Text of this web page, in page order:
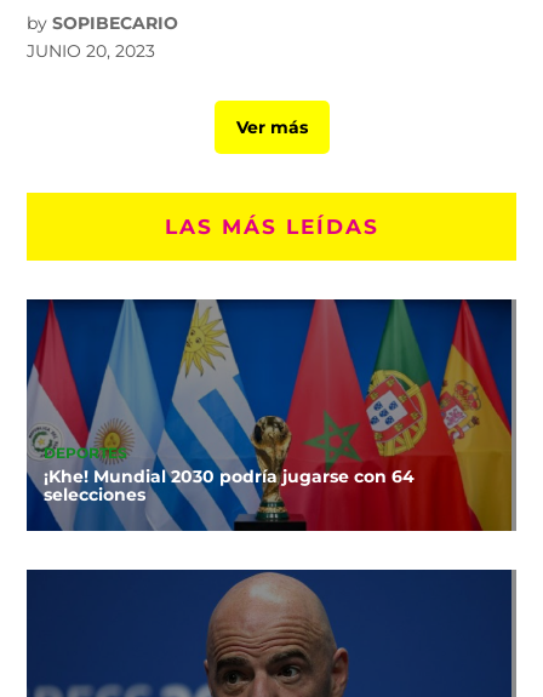
by SOPIBECARIO
JUNIO 20, 2023
Ver más
LAS MÁS LEÍDAS
DEPORTES
¡Khe! Mundial 2030 podría jugarse con 64
selecciones